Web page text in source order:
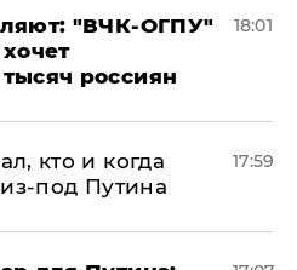
"ВЧК-ОГПУ"
россиян
18:01
кто и когда
под Путина
17:59